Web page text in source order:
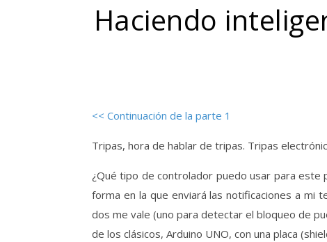
Haciendo
<< Continuación de la parte 1
Tripas, hora de hablar de tripas. Tripas
¿Qué tipo de controlador puedo usar para este
forma en la que enviará las notificaciones a mi
dos me vale (uno para detectar el bloqueo de
de los clásicos, Arduino UNO, con una placa